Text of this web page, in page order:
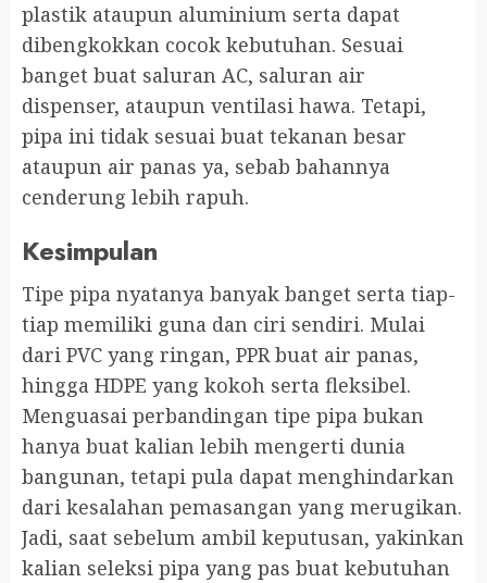
plastik ataupun aluminium serta dapat
dibengkokkan cocok kebutuhan. Sesuai
banget buat saluran AC, saluran air
dispenser, ataupun ventilasi hawa. Tetapi,
pipa ini tidak sesuai buat tekanan besar
ataupun air panas ya, sebab bahannya
cenderung lebih rapuh.
Kesimpulan
Tipe pipa nyatanya banyak banget serta tiap-
tiap memiliki guna dan ciri sendiri. Mulai
dari PVC yang ringan, PPR buat air panas,
hingga HDPE yang kokoh serta fleksibel.
Menguasai perbandingan tipe pipa bukan
hanya buat kalian lebih mengerti dunia
bangunan, tetapi pula dapat menghindarkan
dari kesalahan pemasangan yang merugikan.
Jadi, saat sebelum ambil keputusan, yakinkan
kalian seleksi pipa yang pas buat kebutuhan